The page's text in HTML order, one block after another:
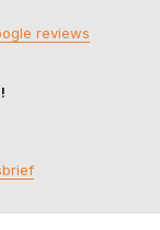
reviews